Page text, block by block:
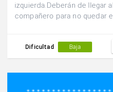
izquierda.Deberán de llegar
compañero para no quedar
Dificultad Baja